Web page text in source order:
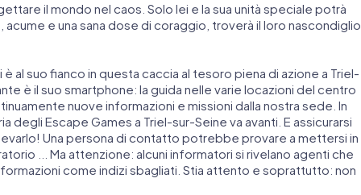
il mondo nel caos. Solo lei e la sua unità speciale potrà
e una sana dose di coraggio, troverà il loro nascondiglio
al suo fianco in questa caccia al tesoro piena di azione a Triel-
è il suo smartphone: la guida nelle varie locazioni del centro
nuove informazioni e missioni dalla nostra sede. In
Escape Games a Triel-sur-Seine va avanti. E assicurarsi
Una persona di contatto potrebbe provare a mettersi in
... Ma attenzione: alcuni informatori si rivelano agenti che
come indizi sbagliati. Stia attento e soprattutto: non